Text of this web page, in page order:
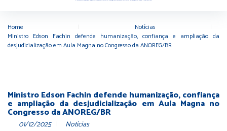
Home Notícias
Ministro Edson Fachin defende humanização, confiança e ampliação da
desjudicialização em Aula Magna no Congresso da ANOREG/BR
Ministro Edson Fachin defende humanização, confiança
e ampliação da desjudicialização em Aula Magna no
Congresso da ANOREG/BR
01/12/2025 Notícias